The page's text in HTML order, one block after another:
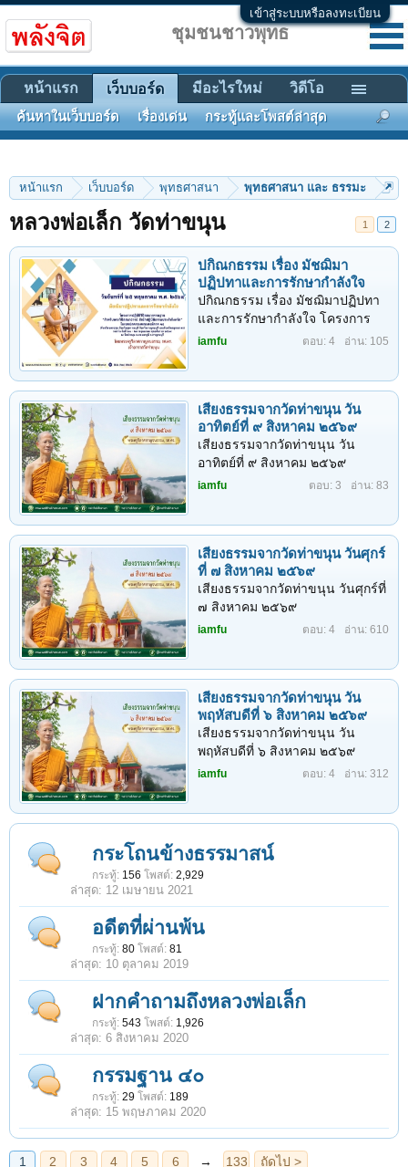
เข้าสู่ระบบหรือลงทะเบียน
หน้าแรก เว็บบอร์ด พุทธศาสนา พุทธศาสนา และ ธรรมะ
หลวงพ่อเล็ก วัดท่าขนุน 1 2
ปกิณกธรรม เรื่อง มัชฌิมา
ปฏิปทาและการรักษากำลังใจ
ปกิณกธรรม เรื่อง มัชฌิมาปฏิปทา
และการรักษากำลังใจ โครงการ
ปฏิบัติวิปัสสนากรรมฐานสำหรับ
คณะสงฆ์ภาค ๑๔ (จังหวัดนครปฐม
จังหวัดสุพรรณบุรี จังหวัด
กาญจนบุรี และจังหวัดสมุทรสาคร)
ระหว่างวันที่ ๒๓ - ๒๙ พฤษภาคม
พุทธศักราช ๒๕๖๙ ณ...
iamfu อ่าน: 105
ตอบ: 4
เสียงธรรมจากวัดท่าขนุน วัน
อาทิตย์ที่ ๙ สิงหาคม ๒๕๖๙
เสียงธรรมจากวัดท่าขนุน วัน
อาทิตย์ที่ ๙ สิงหาคม ๒๕๖๙
iamfu อ่าน: 83
ตอบ: 3
เสียงธรรมจากวัดท่าขนุน วันศุกร์
ที่ ๗ สิงหาคม ๒๕๖๙
เสียงธรรมจากวัดท่าขนุน วันศุกร์ที่
๗ สิงหาคม ๒๕๖๙
iamfu อ่าน: 610
ตอบ: 4
เสียงธรรมจากวัดท่าขนุน วัน
พฤหัสบดีที่ ๖ สิงหาคม ๒๕๖๙
เสียงธรรมจากวัดท่าขนุน วัน
พฤหัสบดีที่ ๖ สิงหาคม ๒๕๖๙
iamfu อ่าน: 312
ตอบ: 4
กระโถนข้างธรรมาสน์
กระทู้: 156 โพสต์: 2,929
12 เมษายน 2021
อดีตที่ผ่านพ้น
กระทู้: 80 โพสต์: 81
10 ตุลาคม 2019
ฝากคำถามถึงหลวงพ่อเล็ก
กระทู้: 543 โพสต์: 1,926
6 สิงหาคม 2020
กรรมฐาน ๔๐
กระทู้: 29 โพสต์: 189
15 พฤษภาคม 2020
ชุมชนชาวพุทธ
หน้าแรก เว็บบอร์ด
ค้นหาในเว็บบอร์ด เรื่องเด่น กระทู้และโพสต์ล่าสุด
มีอะไรใหม่ วิดีโอ